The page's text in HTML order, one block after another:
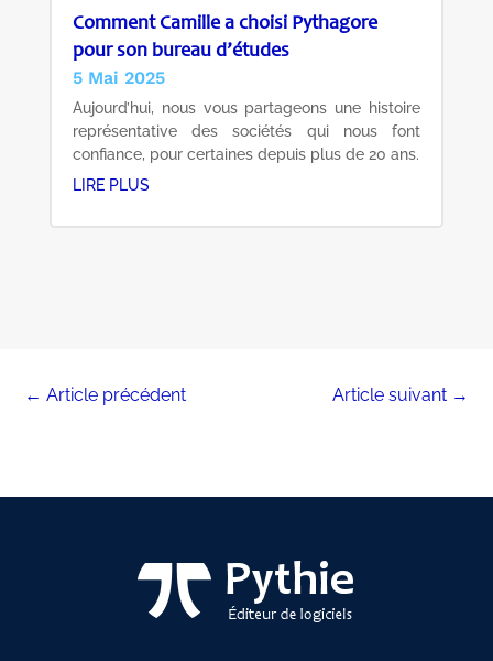
Comment Camille a choisi Pythagore
pour son bureau d’études
5 Mai 2025
Aujourd’hui, nous vous partageons une histoire
représentative des sociétés qui nous font
confiance, pour certaines depuis plus de 20 ans.
LIRE PLUS
←Article précédent Article suivant→